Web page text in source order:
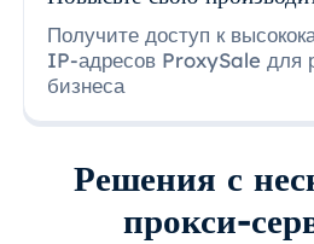
Получите доступ к
IP-адресов ProxySale для
бизнеса
Решения с
прокси-